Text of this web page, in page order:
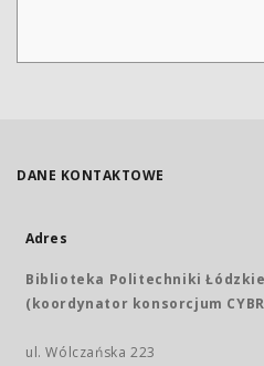
DANE KONTAKTOWE
Adres
Biblioteka Politechniki
(koordynator konsorcjum
ul. Wólczańska 223